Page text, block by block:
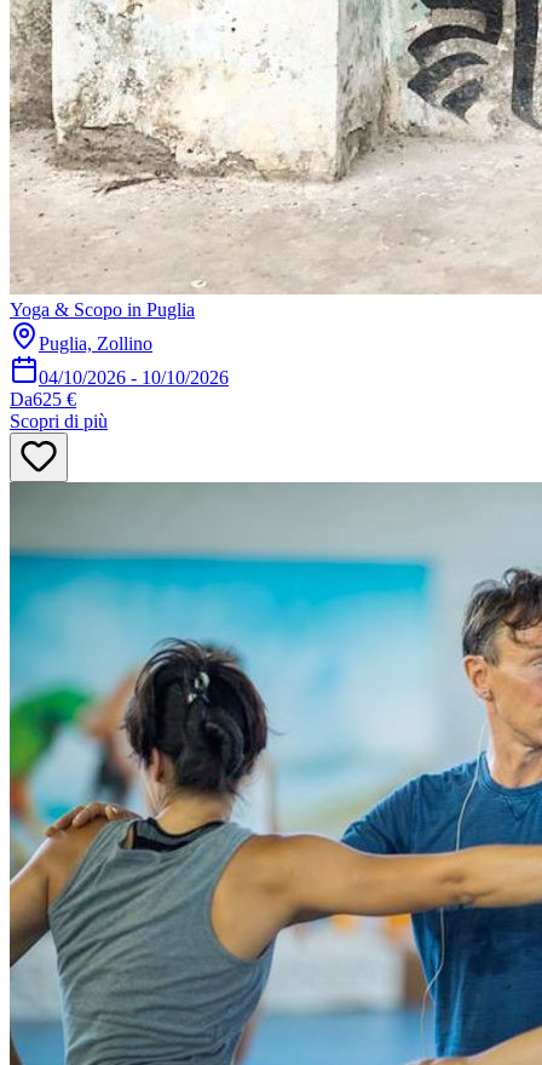
Yoga & Scopo in Puglia
Puglia, Zollino
04/10/2026 - 10/10/2026
Da625 €
Scopri di più